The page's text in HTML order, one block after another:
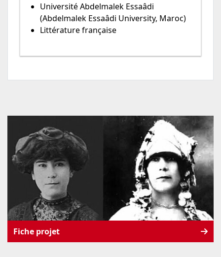
Université Abdelmalek Essaâdi
(Abdelmalek Essaâdi University, Maroc)
Littérature française
Fiche projet